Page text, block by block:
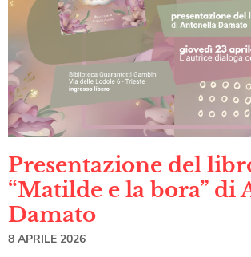
Presentazione del
“Matilde e la bora” di
Damato
8 APRILE 2026